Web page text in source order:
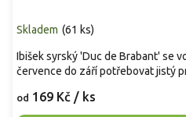
Skladem (61 ks)
od 169 Kč / ks
Ibišek syrský 'Duc de Brabant' se
července do září potřebovat jistý